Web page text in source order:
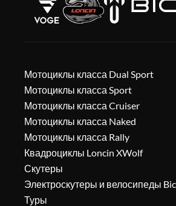
Мотоциклы класса Dual Sport
Мотоциклы класса Sport
Мотоциклы класса Cruiser
Мотоциклы класса Naked
Мотоциклы класса Rally
Квадроциклы Loncin XWolf
Скутеры
Электроскутеры и велосипеды
Туры